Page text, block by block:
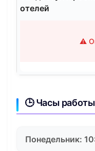
отелей
⚠️
🕒 Часы работы
Понедельник: